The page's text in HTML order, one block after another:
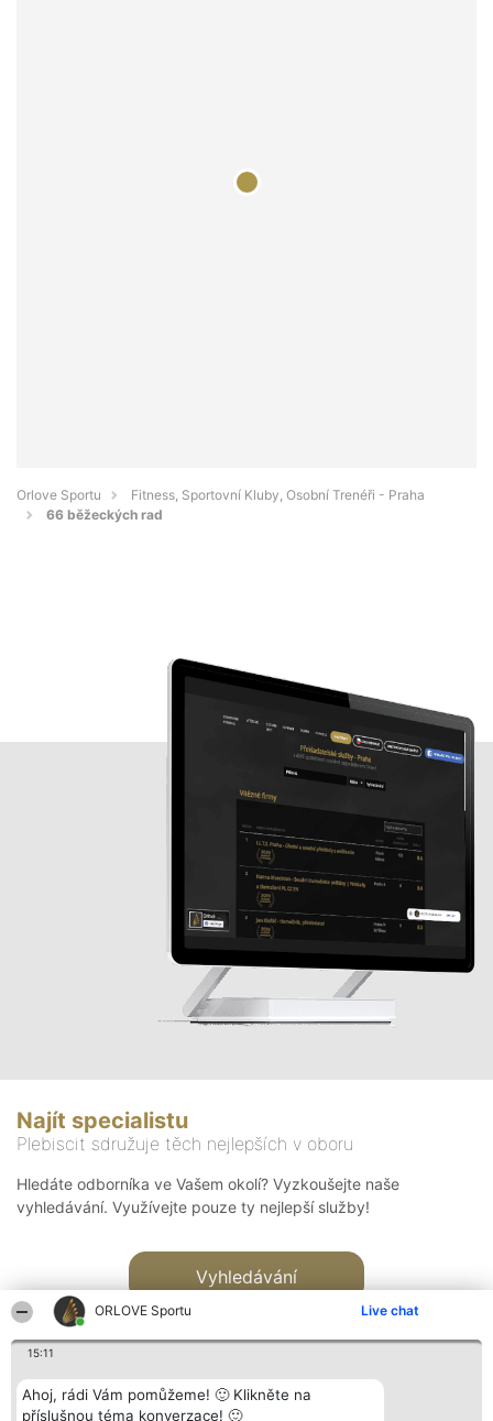
ORLOVE Sportu Live chat
15:11
Ahoj, rádi Vám pomůžeme! 🙂 Klikněte na
příslušnou téma konverzace! 🙂
Orlove Sportu
Fitness, Sportovní Kluby, Osobní Trenéři - Praha
66 běžeckých rad
Najít specialistu
Plebiscit sdružuje těch nejlepších v oboru
Hledáte odborníka ve Vašem okolí? Vyzkoušejte naše
vyhledávání. Využívejte pouze ty nejlepší služby!
Vyhledávání